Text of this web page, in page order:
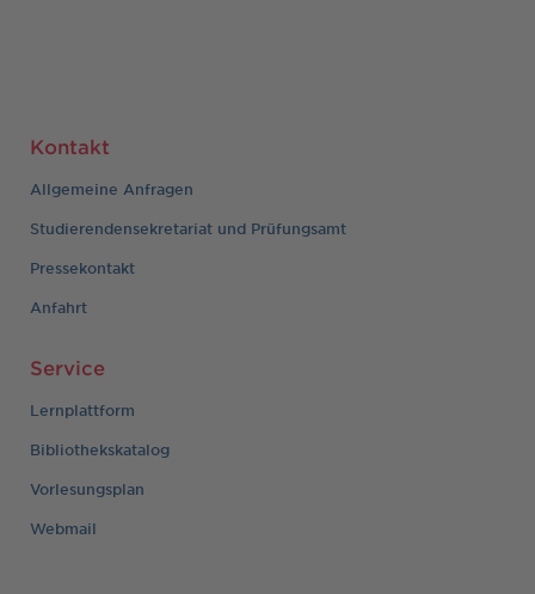
Kontakt
Allgemeine Anfragen
Studierendensekretariat und Prüfungsamt
Pressekontakt
Anfahrt
Service
Lernplattform
Bibliothekskatalog
Vorlesungsplan
Webmail